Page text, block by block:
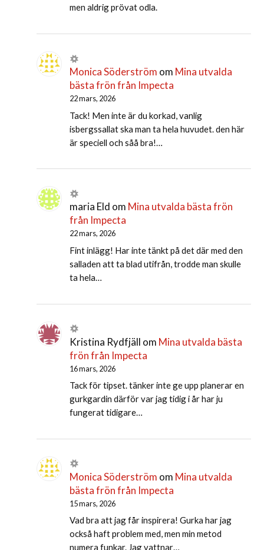
men aldrig prövat odla.
Monica Söderström om Mina utvalda
bästa frön från Impecta
22 mars, 2026
Tack! Men inte är du korkad, vanlig
isbergssallat ska man ta hela huvudet. den här
är speciell och såå bra!…
maria Eld om Mina utvalda bästa frön
från Impecta
22 mars, 2026
Fint inlägg! Har inte tänkt på det där med den
salladen att ta blad utifrån, trodde man skulle
ta hela…
Kristina Rydfjäll om Mina utvalda bästa
frön från Impecta
16 mars, 2026
Tack för tipset. tänker inte ge upp planerar en
gurkgardin därför var jag tidig i år har ju
fungerat tidigare…
Monica Söderström om Mina utvalda
bästa frön från Impecta
15 mars, 2026
Vad bra att jag får inspirera! Gurka har jag
också haft problem med, men min metod
numera funkar. Jag vattnar…